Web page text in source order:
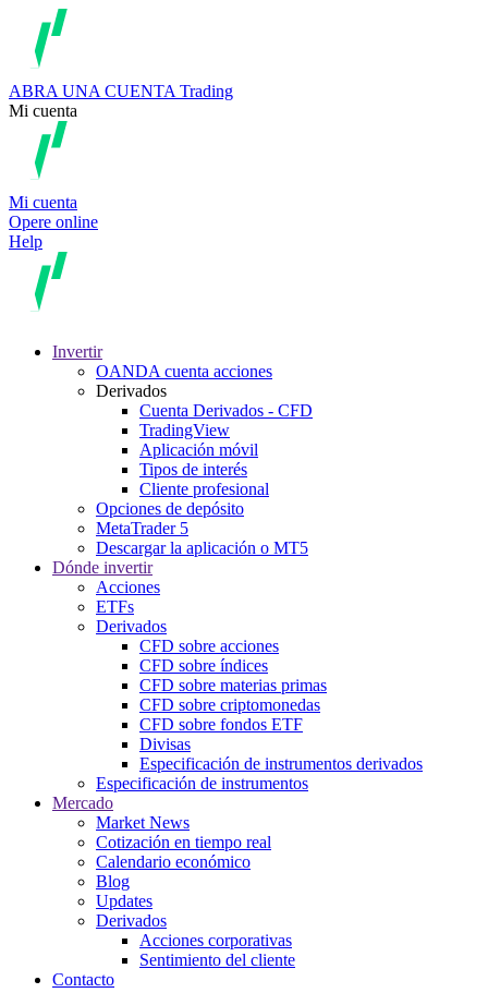
ABRA UNA CUENTA Trading
Mi cuenta
Mi cuenta
Opere online
Help
Invertir
OANDA cuenta acciones
Derivados
Cuenta Derivados - CFD
TradingView
Aplicación móvil
Tipos de interés
Cliente profesional
Opciones de depósito
MetaTrader 5
Descargar la aplicación o MT5
Dónde invertir
Acciones
ETFs
Derivados
CFD sobre acciones
CFD sobre índices
CFD sobre materias primas
CFD sobre criptomonedas
CFD sobre fondos ETF
Divisas
Especificación de instrumentos derivados
Especificación de instrumentos
Mercado
Market News
Cotización en tiempo real
Calendario económico
Blog
Updates
Derivados
Acciones corporativas
Sentimiento del cliente
Contacto